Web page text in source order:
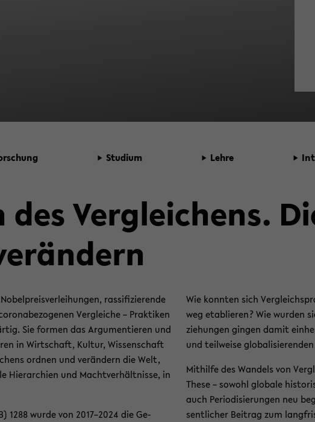
Stu­di­um Lehre
Ver­glei­chens.
ras­si­fi­zie­ren­de
Ver­glei­che – Prak­ti­ken
Sie for­men das Ar­gu­men­tie­ren und
in Wirt­schaft, Kul­tur, Wis­sen­schaft
ord­nen und ver­än­dern die Welt,
Hier­ar­chien und Macht­ver­hält­nis­se, in
1288 wurde von 2017–2024 die Ge­
Wie konn­ten sich
weg eta­blie­ren? Wie wur­den
zie­hun­gen gin­gen damit
und teil­wei­se
Mit­hil­fe des Wan­dels von
These – so­wohl glo­ba­le
auch Pe­ri­odi­sie­run­gen neu
sent­li­cher Bei­trag zum